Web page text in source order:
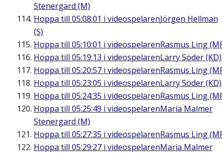
Stenergard (M)
Hoppa till 05:08:01 i videospelarenJörgen Hellman
(S)
Hoppa till 05:10:01 i videospelarenRasmus Ling
Hoppa till 05:19:13 i videospelarenLarry Söder (KD)
Hoppa till 05:20:57 i videospelarenRasmus Ling
Hoppa till 05:23:05 i videospelarenLarry Söder (KD)
Hoppa till 05:24:35 i videospelarenRasmus Ling
Hoppa till 05:25:49 i videospelarenMaria Malmer
Stenergard (M)
Hoppa till 05:27:35 i videospelarenRasmus Ling
Hoppa till 05:29:27 i videospelarenMaria Malmer